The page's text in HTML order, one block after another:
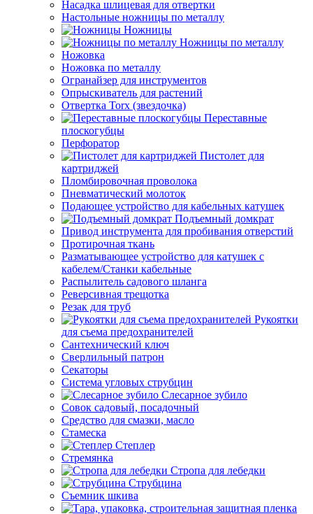
Насадка шлицевая для отвертки
Настольные ножницы по металлу
Ножницы
Ножницы по металлу
Ножовка
Ножовка по металлу
Огранайзер для инструментов
Опрыскиватель для растений
Отвертка Torx (звездочка)
Переставные
плоскогубцы
Перфоратор
Пистолет для
картриджей
Пломбировочная проволока
Пневматический молоток
Подающее устройство для кабельных катушек
Подъемный домкрат
Привод инструмента для пробивания отверстий
Протирочная ткань
Разматывающее устройство для катушек с
кабелем/Станки кабельные
Распылитель садового шланга
Реверсивная трещотка
Резак для труб
Рукоятки
для съема предохранителей
Сантехнический ключ
Сверлильный патрон
Секаторы
Система угловых струбцин
Слесарное зубило
Совок садовый, посадочный
Средство для смазки, масло
Стамеска
Степлер
Стремянка
Стропа для лебедки
Струбцина
Съемник шкива